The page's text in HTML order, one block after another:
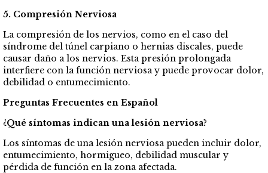
5. Compresión Nerviosa
La compresión de los nervios, como en el caso del
síndrome del túnel carpiano o hernias discales, puede
causar daño a los nervios. Esta presión prolongada
interfiere con la función nerviosa y puede provocar dolor,
debilidad o entumecimiento.
Preguntas Frecuentes en Español
¿Qué síntomas indican una lesión nerviosa?
Los síntomas de una lesión nerviosa pueden incluir dolor,
entumecimiento, hormigueo, debilidad muscular y
pérdida de función en la zona afectada.